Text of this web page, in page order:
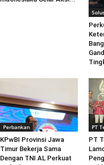
Perbankan
KPwBI Provinsi Jawa
Timur Bekerja Sama
Dengan TNI AL Perkuat
PT
PT